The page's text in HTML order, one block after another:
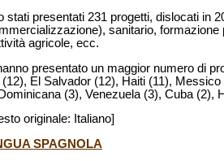
stati presentati 231 progetti, dislocati in
sanitario,
agricole, ecc.
presentato un maggior numero di
El Salvador (12), Haiti (11),
(3), Venezuela (3), Cuba
originale: Italiano]
SPAGNOLA